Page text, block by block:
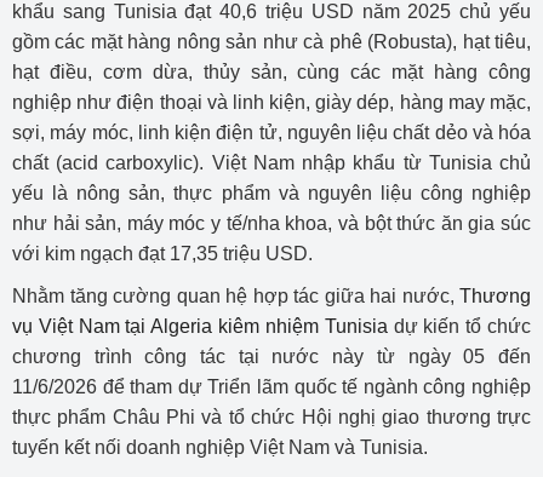
khẩu sang Tunisia đạt 40,6 triệu USD năm 2025 chủ yếu
gồm các mặt hàng nông sản như cà phê (Robusta), hạt tiêu,
hạt điều, cơm dừa, thủy sản, cùng các mặt hàng công
nghiệp như điện thoại và linh kiện, giày dép, hàng may mặc,
sợi, máy móc, linh kiện điện tử, nguyên liệu chất dẻo và hóa
chất (acid carboxylic). Việt Nam nhập khẩu từ Tunisia chủ
yếu là nông sản, thực phẩm và nguyên liệu công nghiệp
như hải sản, máy móc y tế/nha khoa, và bột thức ăn gia súc
với kim ngạch đạt 17,35 triệu USD.
Nhằm tăng cường quan hệ hợp tác giữa hai nước, Thương
vụ Việt Nam tại Algeria kiêm nhiệm Tunisia dự kiến tổ chức
chương trình công tác tại nước này từ ngày 05 đến
11/6/2026 để tham dự Triển lãm quốc tế ngành công nghiệp
thực phẩm Châu Phi và tổ chức Hội nghị giao thương trực
tuyến kết nối doanh nghiệp Việt Nam và Tunisia.